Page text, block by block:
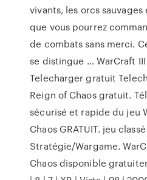
vivants, les orcs
que vous pourrez
de combats sans merci.
se distingue … WarCraft
Telecharger gratuit
Reign of Chaos gratuit.
sécurisé et rapide du jeu
Chaos GRATUIT. jeu
Stratégie/Wargame.
Chaos disponible